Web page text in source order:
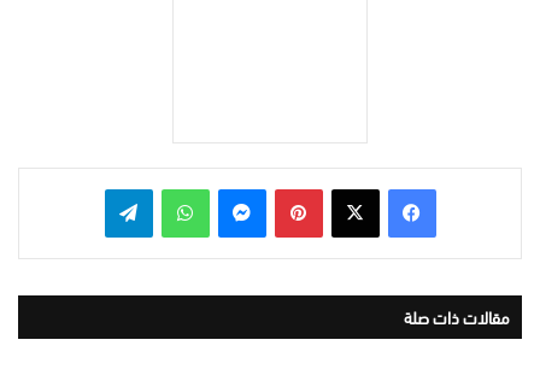
بينتيريست واتساب
مقالات ذات صلة